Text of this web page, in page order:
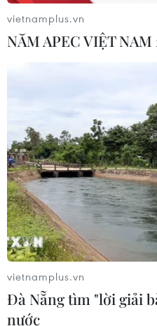
Báo Argentina nói ngành
công nghệ cao Việt Nam
nước ngoài
05/08/2026 03:11
vietnamplus.vn
NĂM APEC VIỆT NAM
vietnamplus.vn
Đà Nẵng tìm "lời giải
nước